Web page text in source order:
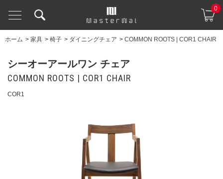
0
ホーム > 家具 > 椅子 > ダイニングチェア > COMMON ROOTS | COR1 CHAIR
シーオーアールワン チェア
COMMON ROOTS | COR1 CHAIR
COR1